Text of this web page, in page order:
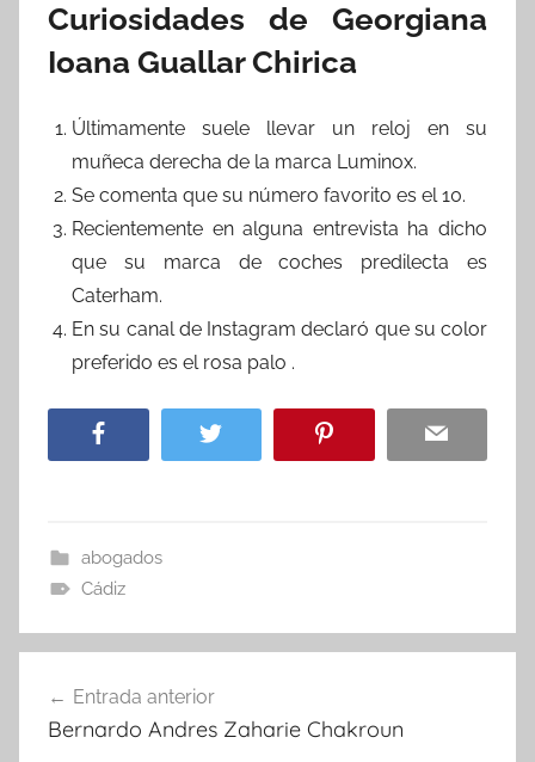
Curiosidades de Georgiana
Ioana Guallar Chirica
Últimamente suele llevar un reloj en su
muñeca derecha de la marca Luminox.
Se comenta que su número favorito es el 10.
Recientemente en alguna entrevista ha dicho
que su marca de coches predilecta es
Caterham.
En su canal de Instagram declaró que su color
preferido es el rosa palo .
abogados
Cádiz
de
Entrada anterior
Bernardo Andres Zaharie Chakroun